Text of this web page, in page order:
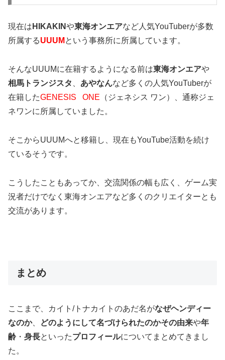
現在は HIKAKINや東海オンエアなど人気YouTuberが多数
所属するUUUM という事務所に所属しています。
そんなUUUMに在籍するようになる前は東海オンエアや
相馬トランジスタ
あやなんなど多くの人気YouTuberが
在籍したGENESIS ONE （ジェネシス ワン）、通称ジェ
ネワンに所属していました。
そこからUUUMへと移籍し、現在もYouTube活動を続け
ているそうです。
こうしたこともあってか、交流関係の幅も広く、ゲーム実
況者だけでなく東海オンエアなど多くのクリエイターとも
交流があります。
まとめ
ここまで、カイト/トナカイトのあだ名がなぜヘンディー
なのか、 どのようにして名づけられたのかその由来や年
齢 ・ 身長といったプロフィールについてまとめてきまし
た。